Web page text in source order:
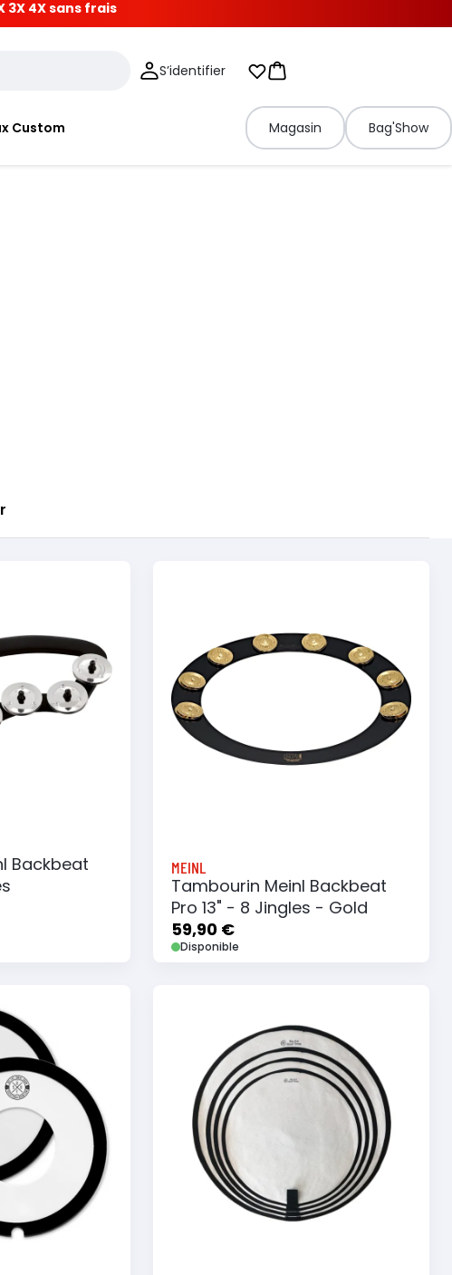
3X 4X sans frais
S’identifier Mes listes d'envies
Panier
Custom Magasin Bag'Show
Backbeat
liste
MEINL
Tambourin Meinl Backbeat
Pro 13" - 8 Jingles - Gold
59,90 €
Disponible
Ajouter au panier
Ajouter à ma liste